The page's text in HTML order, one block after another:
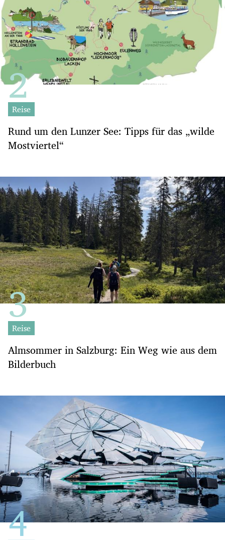
Reise
Rund um den Lunzer See: Tipps für das „wilde
Mostviertel“
Reise
Almsommer in Salzburg: Ein Weg wie aus dem
Bilderbuch